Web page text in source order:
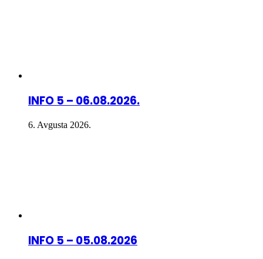
INFO 5 – 06.08.2026.
6. Avgusta 2026.
INFO 5 – 05.08.2026